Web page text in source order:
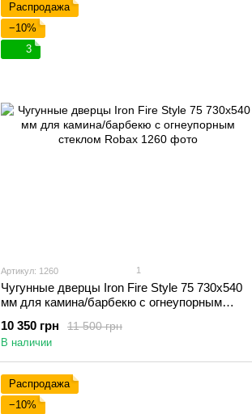
Распродажа
−10%
3
Артикул: 1260 1
Чугунные дверцы Iron Fire Style 75 730х540
мм для камина/барбекю с огнеупорным
11 500 грн
10 350 грн
В наличии
Распродажа
−10%